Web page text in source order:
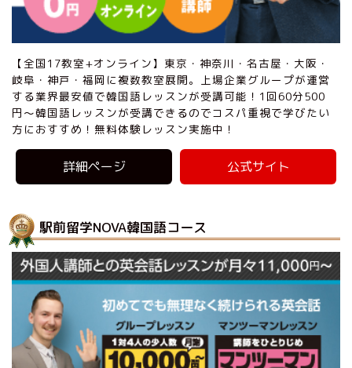
【全国17教室+オンライン】東京・神奈川・名古屋・大阪・
岐阜・神戸・福岡に複数教室展開。上場企業グループが運営
する業界最安値で韓国語レッスンが受講可能！1回60分500
円〜韓国語レッスンが受講できるのでコスパ重視で学びたい
方におすすめ！無料体験レッスン実施中！
詳細ページ 公式サイト
駅前留学NOVA韓国語コース